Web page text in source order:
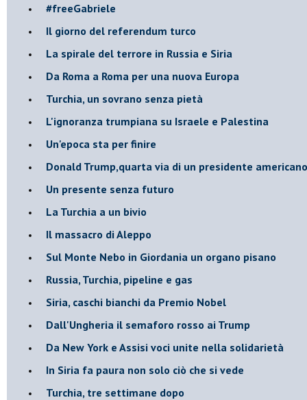
#freeGabriele
Il giorno del referendum turco
La spirale del terrore in Russia e Siria
Da Roma a Roma per una nuova Europa
Turchia, un sovrano senza pietà
L'ignoranza trumpiana su Israele e Palestina
Un'epoca sta per finire
Donald Trump,quarta via di un presidente americano
Un presente senza futuro
La Turchia a un bivio
Il massacro di Aleppo
Sul Monte Nebo in Giordania un organo pisano
Russia, Turchia, pipeline e gas
Siria, caschi bianchi da Premio Nobel
Dall'Ungheria il semaforo rosso ai Trump
Da New York e Assisi voci unite nella solidarietà
In Siria fa paura non solo ciò che si vede
Turchia, tre settimane dopo